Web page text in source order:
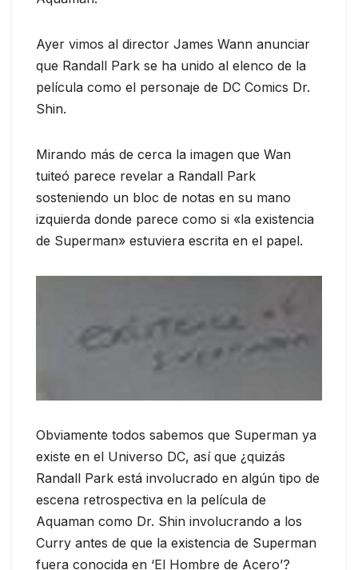
Ayer vimos al director James Wann anunciar
que Randall Park se ha unido al elenco de la
película como el personaje de DC Comics Dr.
Shin.
Mirando más de cerca la imagen que Wan
tuiteó parece revelar a Randall Park
sosteniendo un bloc de notas en su mano
izquierda donde parece como si «la existencia
de Superman» estuviera escrita en el papel.
Obviamente todos sabemos que Superman ya
existe en el Universo DC, así que ¿quizás
Randall Park está involucrado en algún tipo de
escena retrospectiva en la película de
Aquaman como Dr. Shin involucrando a los
Curry antes de que la existencia de Superman
fuera conocida en ‘El Hombre de Acero’?